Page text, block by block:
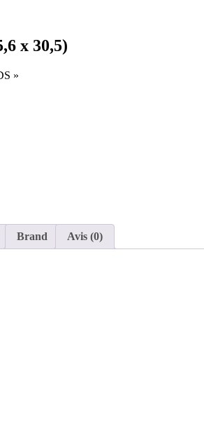
x 30,5)
»
Brand Avis (0)